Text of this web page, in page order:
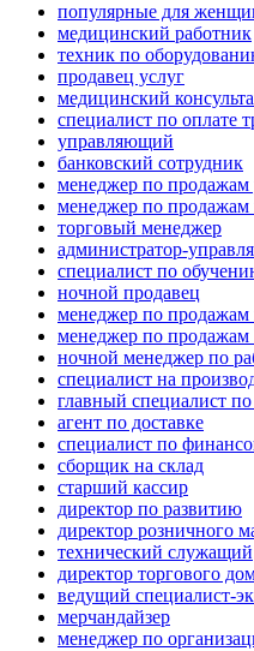
популярные для
медицинский работник
техник по
продавец услуг
медицинский
специалист по оплате
управляющий
банковский сотрудник
менеджер по продажам
менеджер по продажам
торговый менеджер
администратор-
специалист по
ночной продавец
менеджер по продажам
менеджер по
ночной менеджер по
специалист на
главный специалист
агент по доставке
специалист по
сборщик на склад
старший кассир
директор по развитию
директор розничного
технический служащий
директор торгового
ведущий специалист-
мерчандайзер
менеджер по